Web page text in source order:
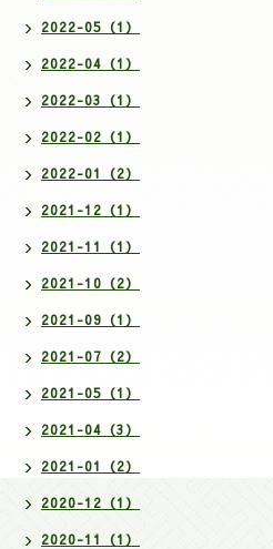
2022-05（1）
2022-04（1）
2022-03（1）
2022-02（1）
2022-01（2）
2021-12（1）
2021-11（1）
2021-10（2）
2021-09（1）
2021-07（2）
2021-05（1）
2021-04（3）
2021-01（2）
2020-12（1）
2020-11（1）